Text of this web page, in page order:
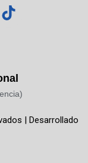
T
i
k
| Desarrollado